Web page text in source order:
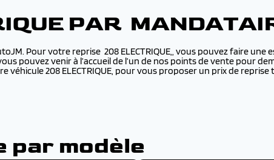
PAR
Pour votre reprise 208 ELECTRIQUE,, vous pouvez faire une
pouvez venir à l’accueil de l’un de nos points de vente pour
208 ELECTRIQUE, pour vous proposer un prix de reprise
par modèle